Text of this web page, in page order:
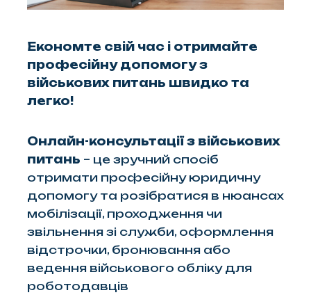
Економте свій час і отримайте
професійну допомогу з
військових питань швидко та
легко!
Онлайн-консультації з військових
питань – це зручний спосіб
отримати професійну юридичну
допомогу та розібратися в нюансах
мобілізації, проходження чи
звільнення зі служби, оформлення
відстрочки, бронювання або
ведення військового обліку для
роботодавців